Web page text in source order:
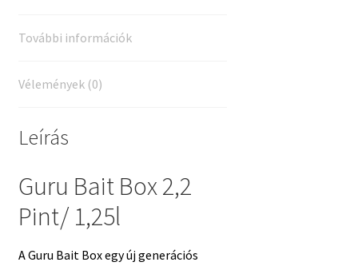
További információk
Vélemények (0)
Leírás
Guru Bait Box 2,2
Pint/ 1,25l
A Guru Bait Box egy új generációs